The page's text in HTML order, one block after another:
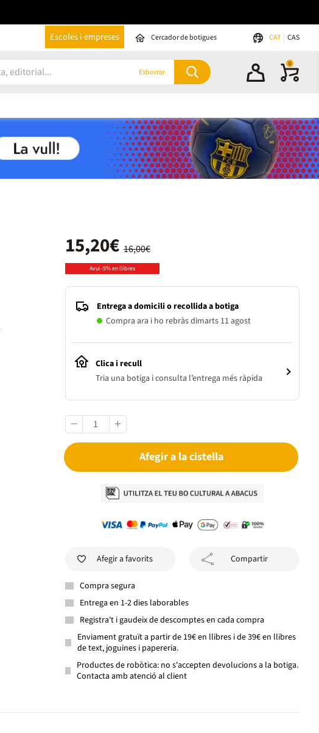
Escoles i empreses Cercador de botigues CAT CAS
Esborrar
0
16,00€
15,20€
Avui -5% en llibres
Entrega a domicili o recollida a botiga
Compra ara i ho rebràs dimarts 11 agost
Clica i recull
Tria una botiga i consulta l’entrega més ràpida
Afegir a la cistella
Afegir a favorits Compartir
Compra segura
Entrega en 1-2 dies laborables
Registra't i gaudeix de descomptes en cada compra
Enviament gratuït a partir de 19€ en llibres i de 39€ en llibres
de text, joguines i papereria.
Productes de robòtica: no s'accepten devolucions a la botiga.
Contacta amb atenció al client